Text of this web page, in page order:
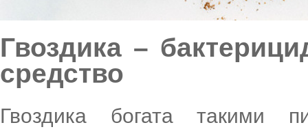
Гвоздика –
средство
Гвоздика богата такими